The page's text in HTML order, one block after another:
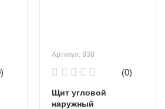
Артикул: 838
(0)
Щит угловой
наружный